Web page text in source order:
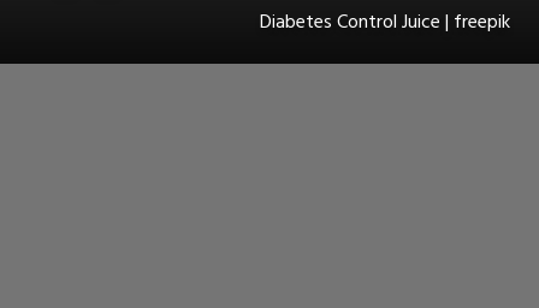
Diabetes Control Juice | freepik